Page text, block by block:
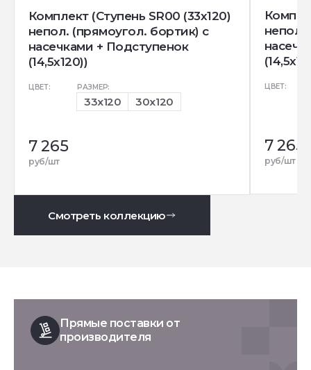
Комплект (Ступень SR00 (33x120)
непол. (прямоугол. бортик) с
насечками + Подступенок
(14,5x120))
ЦВЕТ: РАЗМЕР:
33x120 30x120
7 265
руб/шт
непол.
ЦВЕТ:
7 265
руб/шт
Смотреть коллекцию
Прямые поставки от
производителя